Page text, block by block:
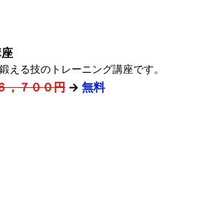
える技のトレーニング講座です。
，７００円 → 無料